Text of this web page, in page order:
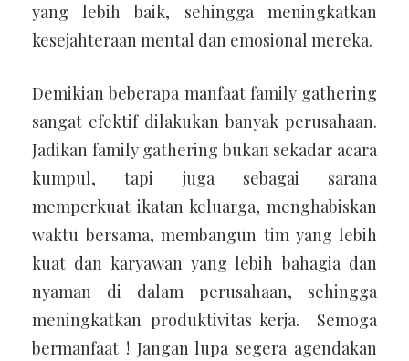
yang lebih baik, sehingga meningkatkan
kesejahteraan mental dan emosional mereka.
Demikian beberapa manfaat family gathering
sangat efektif dilakukan banyak perusahaan.
Jadikan family gathering bukan sekadar acara
kumpul, tapi juga sebagai sarana
memperkuat ikatan keluarga, menghabiskan
waktu bersama, membangun tim yang lebih
kuat dan karyawan yang lebih bahagia dan
nyaman di dalam perusahaan, sehingga
meningkatkan produktivitas kerja. Semoga
bermanfaat ! Jangan lupa segera agendakan